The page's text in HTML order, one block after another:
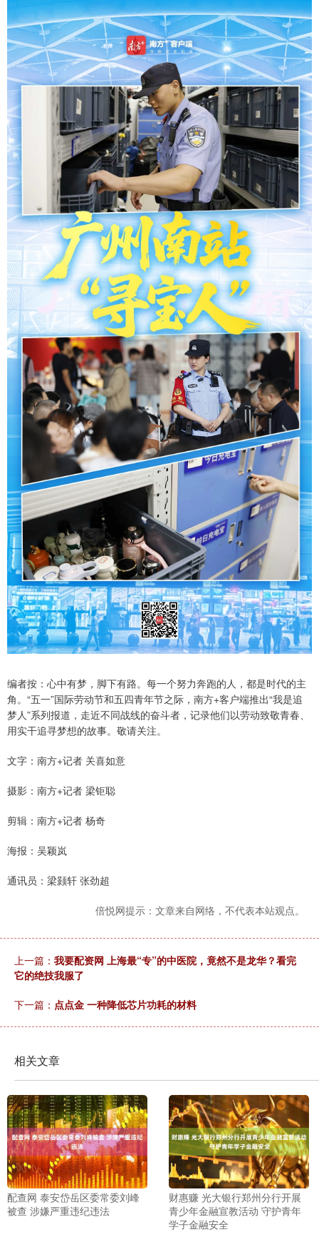
编者按：心中有梦，脚下有路。每一个努力奔跑的人，都是时代的主
角。“五一”国际劳动节和五四青年节之际，南方+客户端推出“我是追
梦人”系列报道，走近不同战线的奋斗者，记录他们以劳动致敬青春、
用实干追寻梦想的故事。敬请关注。
文字：南方+记者 关喜如意
摄影：南方+记者 梁钜聪
剪辑：南方+记者 杨奇
海报：吴颖岚
通讯员：梁颢轩 张劲超
倍悦网提示：文章来自网络，不代表本站观点。
上一篇： 我要配资网 上海最“专”的中医院，竟然不是龙华？看完
它的绝技我服了
下一篇： 点点金 一种降低芯片功耗的材料
相关文章
配查网 泰安岱岳区委常委刘峰
被查 涉嫌严重违纪违法
财惠赚 光大银行郑州分行开展
青少年金融宣教活动 守护青年
学子金融安全